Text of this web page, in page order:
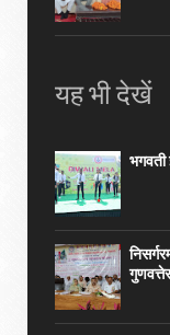
यह भी देखें
भगवती